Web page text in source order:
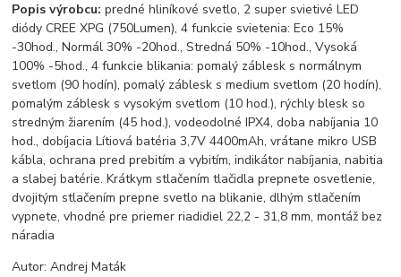
Popis výrobcu:predné hliníkové svetlo, 2 super svietivé LED
diódy CREE XPG (750Lumen), 4 funkcie svietenia: Eco 15%
-30hod., Normál 30% -20hod., Stredná 50% -10hod., Vysoká
100% -5hod., 4 funkcie blikania: pomalý záblesk s normálnym
svetlom (90 hodín), pomalý záblesk s medium svetlom (20 hodín),
pomalým záblesk s vysokým svetlom (10 hod.), rýchly blesk so
stredným žiarením (45 hod.), vodeodolné IPX4, doba nabíjania 10
hod., dobíjacia Lítiová batéria 3,7V 4400mAh, vrátane mikro USB
kábla, ochrana pred prebitím a vybitím, indikátor nabíjania, nabitia
a slabej batérie. Krátkym stlačením tlačidla prepnete osvetlenie,
dvojitým stlačením prepne svetlo na blikanie, dlhým stlačením
vypnete, vhodné pre priemer riadidiel 22,2 - 31,8 mm, montáž bez
náradia
Autor: Andrej Maták